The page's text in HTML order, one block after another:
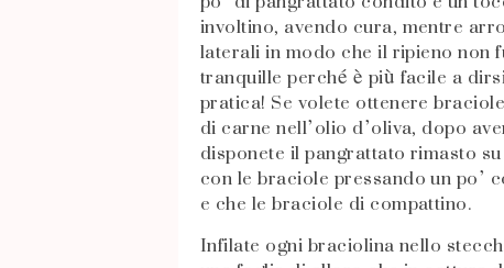
involtino, avendo cura, mentre
laterali in modo che il ripieno non
tranquille perché è più facile a
pratica! Se volete ottenere
di carne nell’olio d’oliva, dopo
disponete il pangrattato rimasto
con le braciole pressando un po’
e che le braciole di compattino.
Infilate ogni braciolina nello